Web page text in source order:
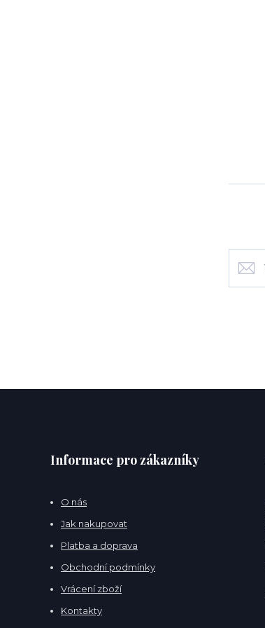
Informace pro zákazníky
O nás
Jak nakupovat
Platba a doprava
Obchodní podmínky
Vrácení zboží
Kontakty